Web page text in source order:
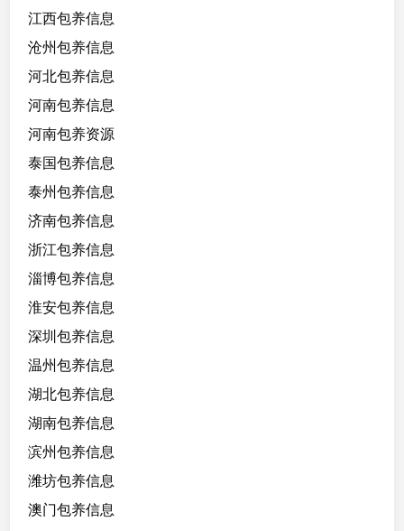
江西包养信息
沧州包养信息
河北包养信息
河南包养信息
河南包养资源
泰国包养信息
泰州包养信息
济南包养信息
浙江包养信息
淄博包养信息
淮安包养信息
深圳包养信息
温州包养信息
湖北包养信息
湖南包养信息
滨州包养信息
潍坊包养信息
澳门包养信息